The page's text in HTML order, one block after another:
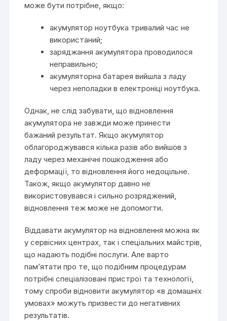
може бути потрібне, якщо:
акумулятор ноутбука тривалий час не
використаний;
заряджання акумулятора проводилося
неправильно;
акумуляторна батарея вийшла з ладу
через неполадки в електроніці ноутбука.
Однак, не слід забувати, що відновлення
акумулятора не завжди може принести
бажаний результат. Якщо акумулятор
облагороджувався кілька разів або вийшов з
ладу через механічні пошкодження або
деформації, то відновлення його недоцільне.
Також, якщо акумулятор давно не
використовувався і сильно розряджений,
відновлення теж може не допомогти.
Віддавати акумулятор на відновлення можна як
у сервісних центрах, так і спеціальних майстрів,
що надають подібні послуги. Але варто
пам’ятати про те, що подібним процедурам
потрібні спеціалізовані пристрої та технології,
тому спроби відновити акумулятор «в домашніх
умовах» можуть призвести до негативних
результатів.